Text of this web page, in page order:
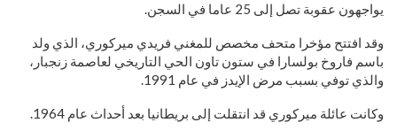
يواجهون عقوبة تصل إلى 25 عاما في السجن.
وقد افتتح مؤخرا متحف مخصص للمغني فريدي ميركوري، الذي ولد
باسم فاروخ بولسارا في ستون تاون الحي التاريخي لعاصمة زنجبار،
والذي توفي بسبب مرض الإيدز في عام 1991.
وكانت عائلة ميركوري قد انتقلت إلى بريطانيا بعد أحداث عام 1964.